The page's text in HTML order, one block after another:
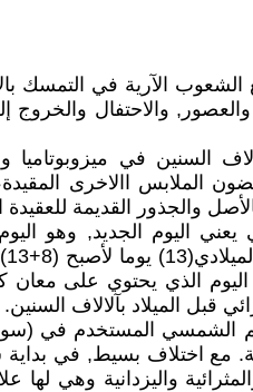
الشعوب الآرية في التمسك
والعصور, والاحتفال
السنين في ميزوبوتاميا
االاخرى المقيدة،
والجذور القديمة للعقيدة
اليوم الجديد, وهو
الذي يحتوي على معان
قبل الميلاد بآلالاف السنين.
الشمسي المستخدم في
مع اختلاف بسيط, في
واليزدانية وهي لها